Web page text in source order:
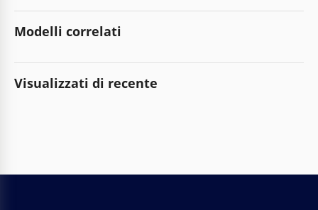
Modelli correlati
Visualizzati di recente